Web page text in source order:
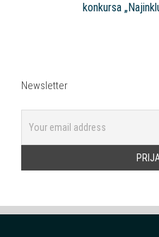
konkursa
Newsletter